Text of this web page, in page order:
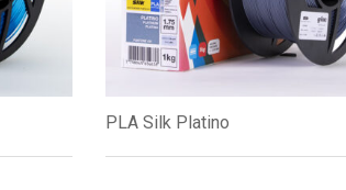
PLA Silk Platino